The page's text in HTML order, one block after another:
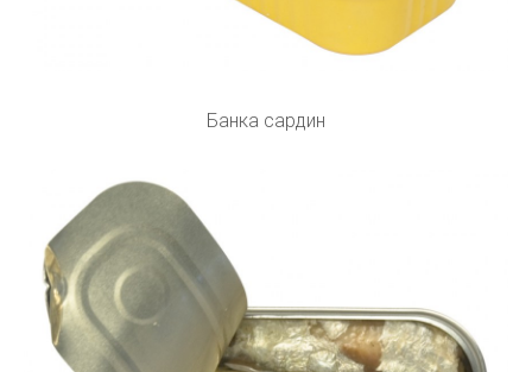
Банка сардин